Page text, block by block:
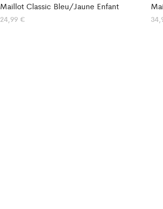
Maillot Classic Bleu/Jaune Enfant
24,99 €